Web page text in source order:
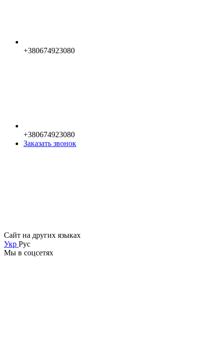
+380674923080
+380674923080
Заказать звонок
Сайт на других языках
Укр Рус
Мы в соцсетях